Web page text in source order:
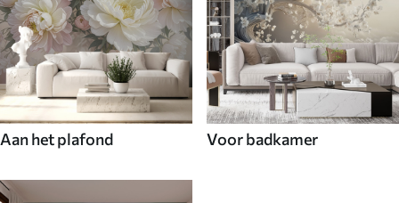
Aan het plafond Voor badkamer